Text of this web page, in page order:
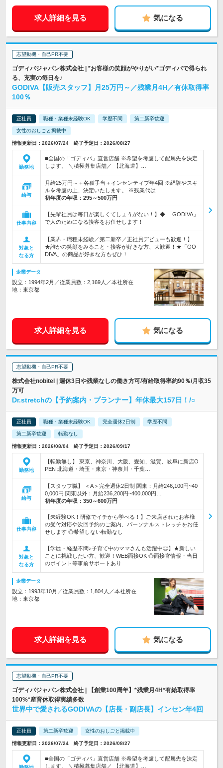
求人詳細を見る 気になる
志望動機・自己PR不要
ゴディバジャパン株式会社 | *お客様の笑顔がやりがい*ゴディバで得られ
る、充実の毎日を♪
GODIVA【販売スタッフ】月25万円～／残業月4H／有休取得率
100％
正社員 職種・業種未経験OK 学歴不問 第二新卒歓迎
女性のおしごと掲載中
情報更新日：2026/07/24 終了予定日：2026/08/27
勤務地
■全国の「ゴディバ」直営店舗 ※希望を考慮して配属先を決定
します。 ＼積極募集店舗／ 【北海道】…
給与
月給25万円～＋各種手当＋インセンティブ年4回 ※経験やスキ
ルを考慮の上、決定いたします。 ※残業代は…
初年度の年収： 295～500万円
仕事内容
【先輩社員は毎日が楽しくてしょうがない！】◆ 「GODIVA」
で人のためになる接客をお任せします！
対象と
なる方
【業界・職種未経験／第二新卒／正社員デビューも歓迎！】
★誰かの笑顔をみること・接客が好きな方、大歓迎！★「GO
DIVA」の商品が好きな方もぜひ！
企業データ
設立：1994年2月／従業員数：2,169人／本社所在
地：東京都
求人詳細を見る 気になる
志望動機・自己PR不要
株式会社nobitel | 週休3日や残業なしの働き方可/有給取得率約90％/月収35
万可
Dr.stretchの【予約案内・プランナー】年休最大157日！/○
正社員 職種・業種未経験OK 完全週休2日制 学歴不問
第二新卒歓迎 転勤なし
情報更新日：2026/08/04 終了予定日：2026/09/17
勤務地
【転勤無し】 東京、神奈川、大阪、愛知、滋賀、岐阜に新店O
PEN 北海道・埼玉・東京・神奈川・千葉…
給与
【スタッフ職】 ＜A＞完全週休2日制 関東：月給246,100円~40
0,000円 関東以外：月給236,200円~400,000円…
初年度の年収： 350～600万円
仕事内容
【未経験OK！研修でイチから学べる！】ご来店されたお客様
の受付対応や次回予約のご案内、パーソナルストレッチをお任
せします ◎希望しない転勤なし
対象と
なる方
【学歴・経歴不問♪子育て中のママさんも活躍中◎】★新しい
ことに挑戦したい方、歓迎！WEB面接OK ◎面接官情報・当日
のポイント等事前サポートあり
企業データ
設立：1993年10月／従業員数：1,804人／本社所在
地：東京都
求人詳細を見る 気になる
志望動機・自己PR不要
ゴディバジャパン株式会社 | 【創業100周年】*残業月4H*有給取得率
100%*産育休取得実績多数
世界中で愛されるGODIVAの【店長・副店長】インセン年4回
正社員 第二新卒歓迎 女性のおしごと掲載中
情報更新日：2026/07/24 終了予定日：2026/08/27
■全国の「ゴディバ」直営店舗 ※希望を考慮して配属先を決定
します。 ＼積極募集店舗／ 【北海道】…